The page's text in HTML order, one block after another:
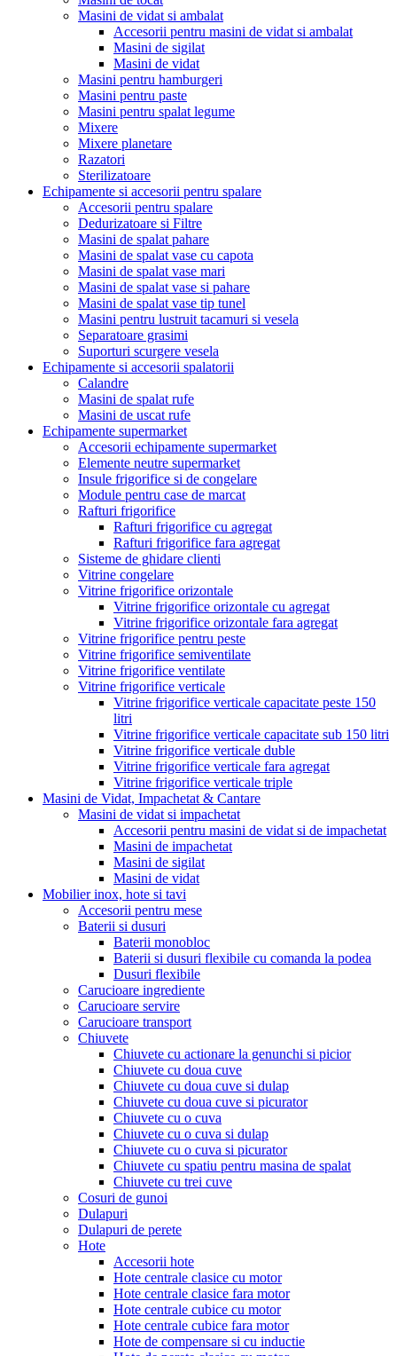
Masini de vidat si ambalat
Accesorii pentru masini de vidat si ambalat
Masini de sigilat
Masini de vidat
Masini pentru hamburgeri
Masini pentru paste
Masini pentru spalat legume
Mixere
Mixere planetare
Razatori
Sterilizatoare
Echipamente si accesorii pentru spalare
Accesorii pentru spalare
Dedurizatoare si Filtre
Masini de spalat pahare
Masini de spalat vase cu capota
Masini de spalat vase mari
Masini de spalat vase si pahare
Masini de spalat vase tip tunel
Masini pentru lustruit tacamuri si vesela
Separatoare grasimi
Suporturi scurgere vesela
Echipamente si accesorii spalatorii
Calandre
Masini de spalat rufe
Masini de uscat rufe
Echipamente supermarket
Accesorii echipamente supermarket
Elemente neutre supermarket
Insule frigorifice si de congelare
Module pentru case de marcat
Rafturi frigorifice
Rafturi frigorifice cu agregat
Rafturi frigorifice fara agregat
Sisteme de ghidare clienti
Vitrine congelare
Vitrine frigorifice orizontale
Vitrine frigorifice orizontale cu agregat
Vitrine frigorifice orizontale fara agregat
Vitrine frigorifice pentru peste
Vitrine frigorifice semiventilate
Vitrine frigorifice ventilate
Vitrine frigorifice verticale
Vitrine frigorifice verticale capacitate peste 150
litri
Vitrine frigorifice verticale capacitate sub 150 litri
Vitrine frigorifice verticale duble
Vitrine frigorifice verticale fara agregat
Vitrine frigorifice verticale triple
Masini de Vidat, Impachetat & Cantare
Masini de vidat si impachetat
Accesorii pentru masini de vidat si de impachetat
Masini de impachetat
Masini de sigilat
Masini de vidat
Mobilier inox, hote si tavi
Accesorii pentru mese
Baterii si dusuri
Baterii monobloc
Baterii si dusuri flexibile cu comanda la podea
Dusuri flexibile
Carucioare ingrediente
Carucioare servire
Carucioare transport
Chiuvete
Chiuvete cu actionare la genunchi si picior
Chiuvete cu doua cuve
Chiuvete cu doua cuve si dulap
Chiuvete cu doua cuve si picurator
Chiuvete cu o cuva
Chiuvete cu o cuva si dulap
Chiuvete cu o cuva si picurator
Chiuvete cu spatiu pentru masina de spalat
Chiuvete cu trei cuve
Cosuri de gunoi
Dulapuri
Dulapuri de perete
Hote
Accesorii hote
Hote centrale clasice cu motor
Hote centrale clasice fara motor
Hote centrale cubice cu motor
Hote centrale cubice fara motor
Hote de compensare si cu inductie